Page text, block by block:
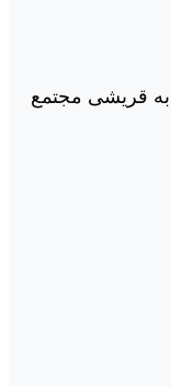
به قریشی مجتمع